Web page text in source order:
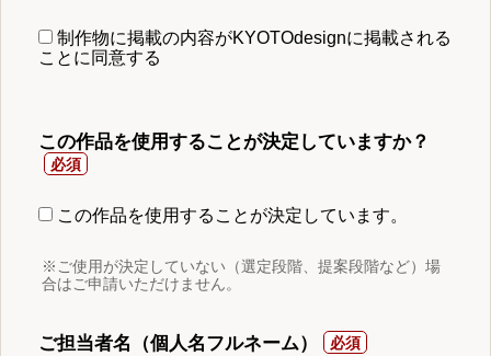
制作物に掲載の内容がKYOTOdesignに掲載される
ことに同意する
この作品を使用することが決定していますか？
この作品を使用することが決定しています。
※ご使用が決定していない（選定段階、提案段階など）場
合はご申請いただけません。
ご担当者名（個人名フルネーム）